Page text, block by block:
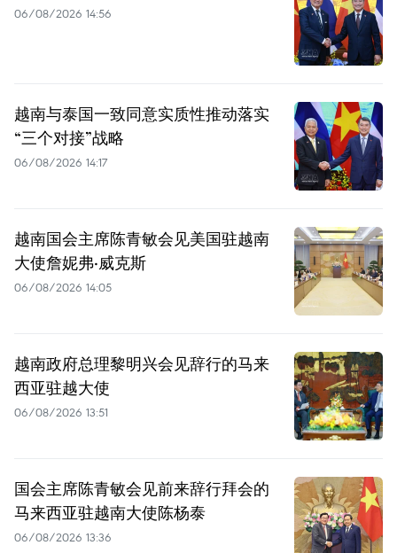
06/08/2026 14:56
越南与泰国一致同意实质性推动落实
“三个对接”战略
06/08/2026 14:17
越南国会主席陈青敏会见美国驻越南
大使詹妮弗·威克斯
06/08/2026 14:05
越南政府总理黎明兴会见辞行的马来
西亚驻越大使
06/08/2026 13:51
国会主席陈青敏会见前来辞行拜会的
马来西亚驻越南大使陈杨泰
06/08/2026 13:36